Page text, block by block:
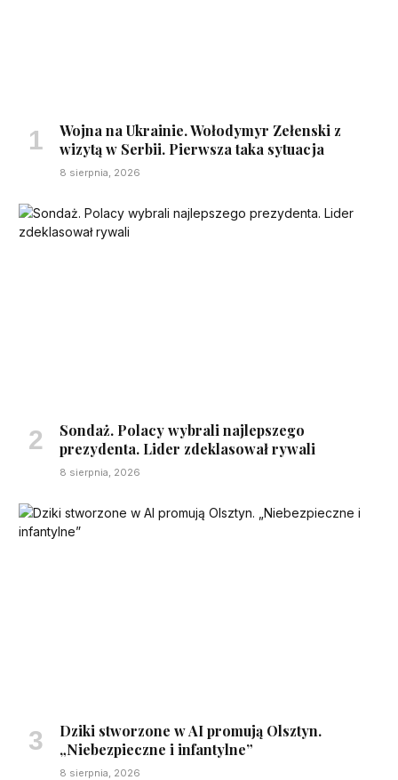
Wojna na Ukrainie. Wołodymyr Zełenski z
wizytą w Serbii. Pierwsza taka sytuacja
8 sierpnia, 2026
Sondaż. Polacy wybrali najlepszego
prezydenta. Lider zdeklasował rywali
8 sierpnia, 2026
Dziki stworzone w AI promują Olsztyn.
„Niebezpieczne i infantylne”
8 sierpnia, 2026